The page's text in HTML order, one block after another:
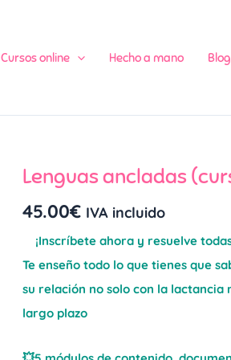
Cursos online Hecho a mano Blog
Lenguas ancladas
45.00€ IVA incluido
¡Inscríbete ahora y resuelve
Te enseño todo lo que tienes que
su relación no solo con la lactancia
largo plazo
Lenguas
(curso
anquiloglosia)
cantidad